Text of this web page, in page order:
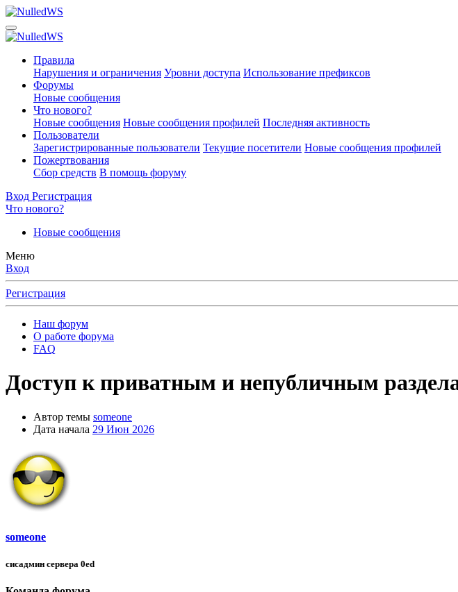
Правила
Нарушения и ограничения Уровни доступа Использование префиксов
Форумы
Новые сообщения
Что нового?
Новые сообщения Новые сообщения профилей Последняя активность
Пользователи
Зарегистрированные пользователи Текущие посетители Новые сообщения профилей
Пожертвования
Сбор средств В помощь форуму
Вход Регистрация
Что нового?
Новые сообщения
Меню
Вход
Регистрация
Наш форум
О работе форума
FAQ
Доступ к приватным и непубличным
Автор темы someone
Дата начала 29 Июн 2026
someone
сисадмин сервера 0ed